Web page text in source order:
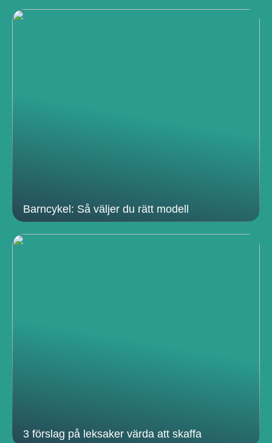
Barncykel: Så väljer du rätt modell
3 förslag på leksaker värda att skaffa